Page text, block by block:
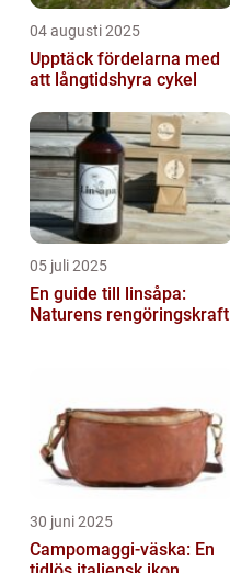
04 augusti 2025
Upptäck fördelarna med
att långtidshyra cykel
05 juli 2025
En guide till linsåpa:
Naturens rengöringskraft
30 juni 2025
Campomaggi-väska: En